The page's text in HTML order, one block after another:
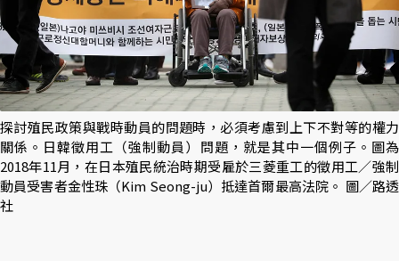
探討殖民政策與戰時動員的問題時，必須考慮到上下不對等的權力
關係。日韓徵用工（強制動員）問題，就是其中一個例子。圖為
2018年11月，在日本殖民統治時期受雇於三菱重工的徵用工／強制
動員受害者金性珠（Kim Seong-ju）抵達首爾最高法院。 圖／路透
社